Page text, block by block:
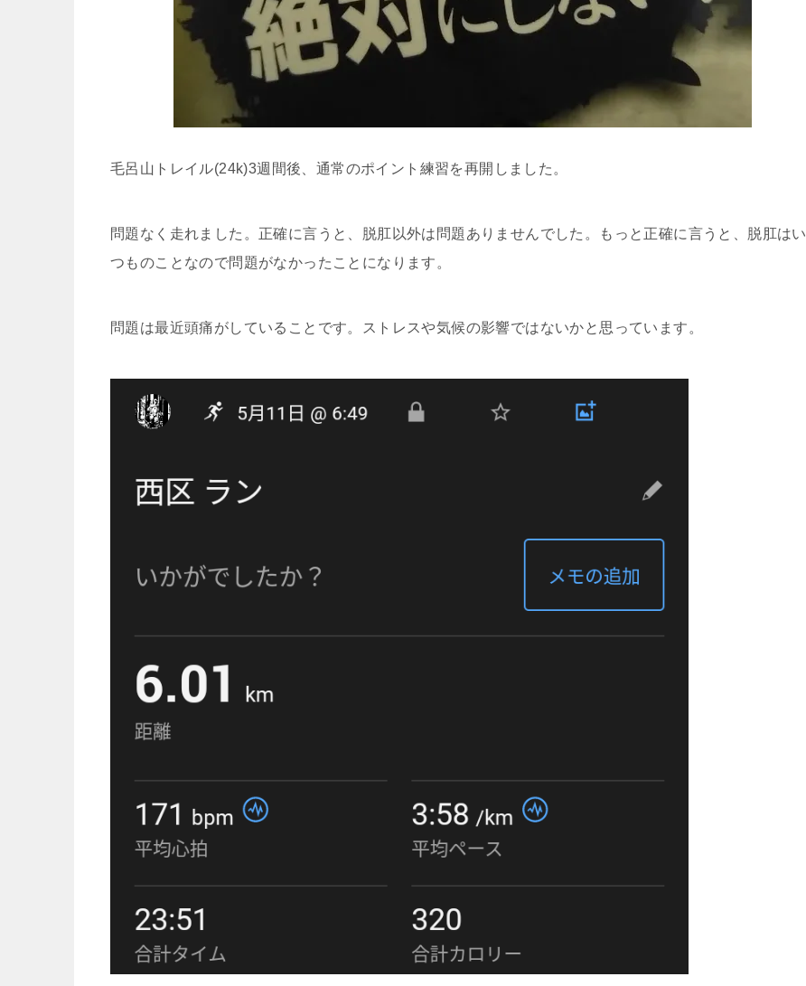
毛呂山トレイル(24k)3週間後、通常のポイント練習を再開しました。
問題なく走れました。正確に言うと、脱肛以外は問題ありませんでした。もっと正確に言うと、脱肛はい
つものことなので問題がなかったことになります。
問題は最近頭痛がしていることです。ストレスや気候の影響ではないかと思っています。